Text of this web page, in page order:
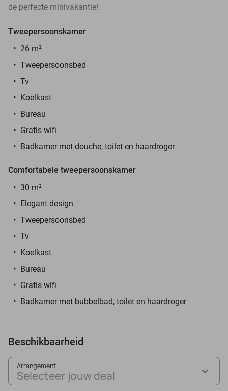
de perfecte minivakantie!
Tweepersoonskamer
26 m²
Tweepersoonsbed
Tv
Koelkast
Bureau
Gratis wifi
Badkamer met douche, toilet en haardroger
Comfortabele tweepersoonskamer
30 m²
Elegant design
Tweepersoonsbed
Tv
Koelkast
Bureau
Gratis wifi
Badkamer met bubbelbad, toilet en haardroger
Beschikbaarheid
Arrangement
Selecteer jouw deal